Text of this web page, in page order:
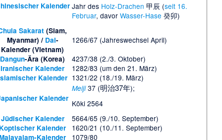
Kalender Jahr des Holz-Drachen 甲辰 (seit 16.
Februar, davor Wasser-Hase 癸卯)
Sakarat (Siam,
Myanmar) / Dai-
Kalender (Vietnam)
1266/67 (Jahreswechsel April)
Dangun-Ära (Korea) 4237/38 (2./3. Oktober)
Iranischer Kalender 1282/83 (um den 21. März)
Kalender 1321/22 (18./19. März)
Kalender
Meiji37 (明治37年);
Kōki 2564
Jüdischer Kalender 5664/65 (9./10. September)
Kalender 1620/21 (10./11. September)
Kalender 1079/80